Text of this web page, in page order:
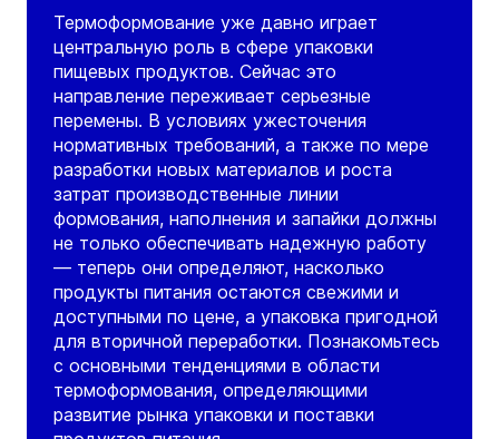
Термоформование уже давно играет
центральную роль в сфере упаковки
пищевых продуктов. Сейчас это
направление переживает серьезные
перемены. В условиях ужесточения
нормативных требований, а также по мере
разработки новых материалов и роста
затрат производственные линии
формования, наполнения и запайки должны
не только обеспечивать надежную работу
— теперь они определяют, насколько
продукты питания остаются свежими и
доступными по цене, а упаковка пригодной
для вторичной переработки. Познакомьтесь
с основными тенденциями в области
термоформования, определяющими
развитие рынка упаковки и поставки